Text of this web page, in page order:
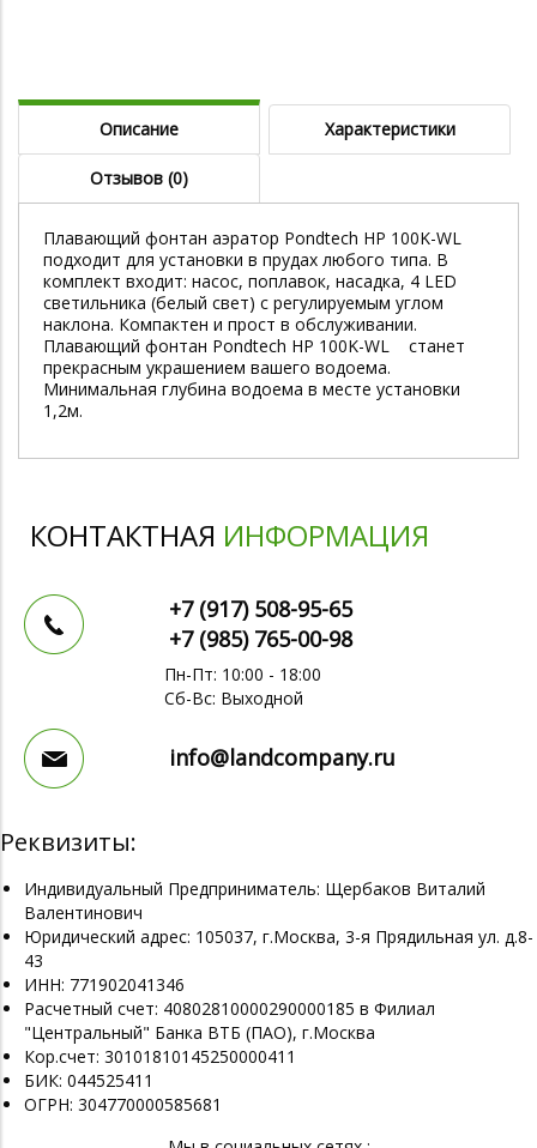
Описание Характеристики
Отзывов (0)
Плавающий фонтан аэратор Pondtech HP 100K-WL
подходит для установки в прудах любого типа. В
комплект входит: насос, поплавок, насадка, 4 LED
светильника (белый свет) с регулируемым углом
наклона. Компактен и прост в обслуживании.
Плавающий фонтан Pondtech HP 100K-WL станет
прекрасным украшением вашего водоема.
Минимальная глубина водоема в месте установки
1,2м.
КОНТАКТНАЯ ИНФОРМАЦИЯ
+7 (917) 508-95-65
+7 (985) 765-00-98
Пн-Пт: 10:00 - 18:00
Сб-Вс: Выходной
info@landcompany.ru
Реквизиты:
Индивидуальный Предприниматель: Щербаков Виталий
Валентинович
Юридический адрес: 105037, г.Москва, 3-я Прядильная ул. д.8-
43
ИНН: 771902041346
Расчетный счет: 40802810000290000185 в Филиал
"Центральный" Банка ВТБ (ПАО), г.Москва
Кор.счет: 30101810145250000411
БИК: 044525411
ОГРН: 304770000585681